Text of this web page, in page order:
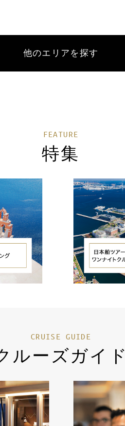
他のエリアを探す
FEATURE
特集
CRUISE GUIDE
ルーズガイド